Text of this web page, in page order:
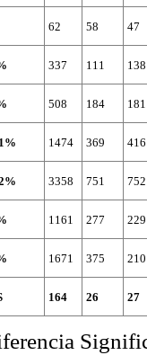
62 58 47
337 111 138
508 184 181
1474 369 416
3358 751 752
1161 277 229
1671 375 210
164 26 27